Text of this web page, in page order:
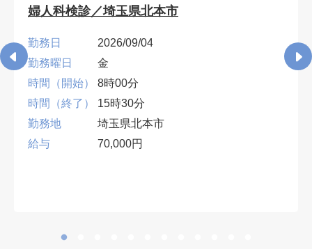
婦人科検診／埼玉県北本市
勤務日
2026/09/04
勤務曜日
金
時間（開始）
8時00分
時間（終了）
15時30分
勤務地
埼玉県北本市
給与
70,000円